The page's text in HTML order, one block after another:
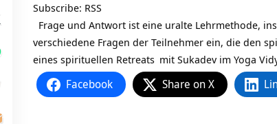
Subscribe: RSS
Frage und Antwort ist eine uralte Lehrmethode,
verschiedene Fragen der Teilnehmer ein, die den
eines spirituellen Retreats mit Sukadev im Yoga
Facebook Share on X